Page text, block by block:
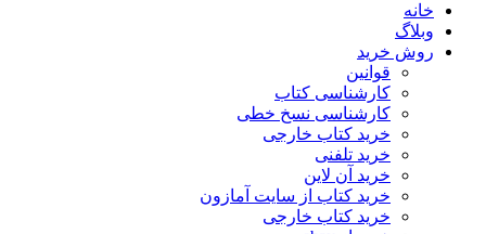
خانه
وبلاگ
روش خرید
قوانین
کارشناسی کتاب
کارشناسی نسخ خطی
خرید کتاب خارجی
خرید تلفنی
خرید آن لاین
خرید کتاب از سایت آمازون
خرید کتاب خارجی